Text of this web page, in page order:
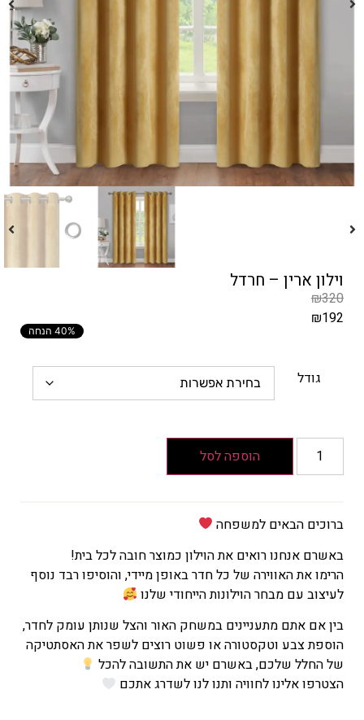
וילון ארין – חרדל
₪320
₪192
הנוכחי
₪192
40% הנחה
גודל
הוספה לסל
ברוכים הבאים למשפחה
באשרם אנחנו רואים את הוילון כמוצר חובה לכל בית!
הרימו את האווירה של כל חדר באופן מיידי, והוסיפו רבד נוסף
לעיצוב עם מבחר הוילונות הייחודי שלנו
בין אם אתם מתעניינים במשחק האור והצל שנותן עומק לחדר,
הוספת צבע וטקסטורה או פשוט רוצים לשפר את האסתטיקה
של החלל שלכם, באשרם יש את התשובה להכל
הצטרפו אלינו לחוויה ותנו לנו לשדרג אתכם